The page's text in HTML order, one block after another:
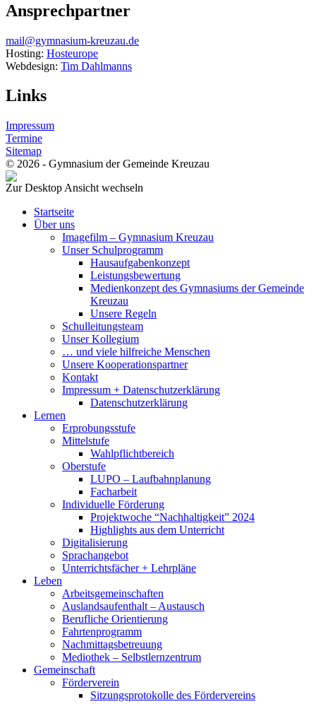
Ansprechpartner
mail@gymnasium-kreuzau.de
Hosting: Hosteurope
Webdesign: Tim Dahlmanns
Links
Impressum
Termine
Sitemap
© 2026 - Gymnasium der Gemeinde Kreuzau
Zur Desktop Ansicht wechseln
Startseite
Über uns
Imagefilm – Gymnasium Kreuzau
Unser Schulprogramm
Hausaufgabenkonzept
Leistungsbewertung
Medienkonzept des Gymnasiums der Gemeinde
Kreuzau
Unsere Regeln
Schulleitungsteam
Unser Kollegium
… und viele hilfreiche Menschen
Unsere Kooperationspartner
Kontakt
Impressum + Datenschutzerklärung
Datenschutzerklärung
Lernen
Erprobungsstufe
Mittelstufe
Wahlpflichtbereich
Oberstufe
LUPO – Laufbahnplanung
Facharbeit
Individuelle Förderung
Projektwoche “Nachhaltigkeit” 2024
Highlights aus dem Unterricht
Digitalisierung
Sprachangebot
Unterrichtsfächer + Lehrpläne
Leben
Arbeitsgemeinschaften
Auslandsaufenthalt – Austausch
Berufliche Orientierung
Fahrtenprogramm
Nachmittagsbetreuung
Mediothek – Selbstlernzentrum
Gemeinschaft
Förderverein
Sitzungsprotokolle des Fördervereins